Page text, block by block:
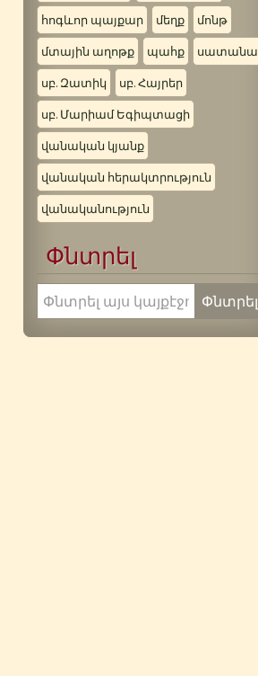
հոգևոր պայքար մեղք մոնթ
մտային աղոթք պահք սատանա
սբ. Զատիկ սբ. Հայրեր
սբ. Մարիամ Եգիպտացի
վանական կյանք
վանական հերակտրություն
վանականություն
Փնտրել